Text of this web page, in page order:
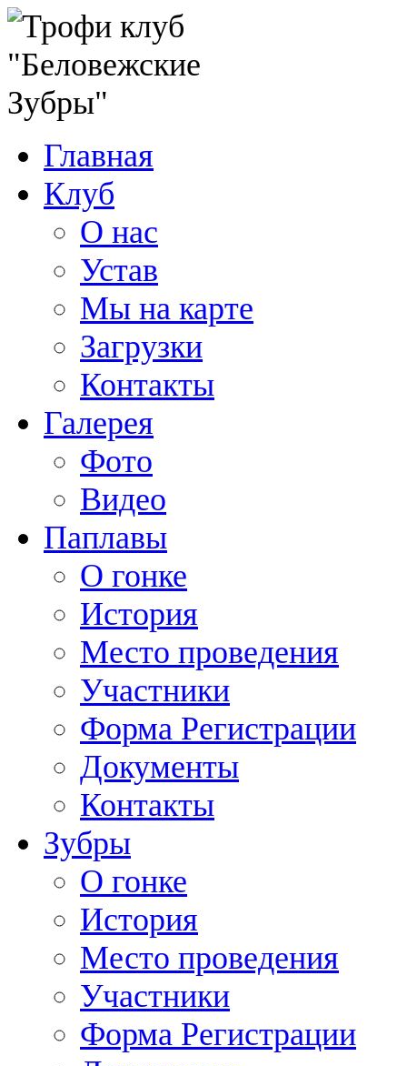
Главная
Клуб
О нас
Устав
Мы на карте
Загрузки
Контакты
Галерея
Фото
Видео
Паплавы
О гонке
История
Место проведения
Участники
Форма Регистрации
Документы
Контакты
Зубры
О гонке
История
Место проведения
Участники
Форма Регистрации